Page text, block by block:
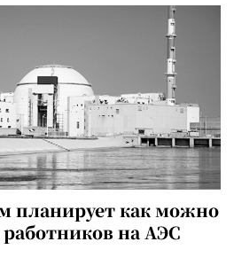
планирует как можно
на АЭС